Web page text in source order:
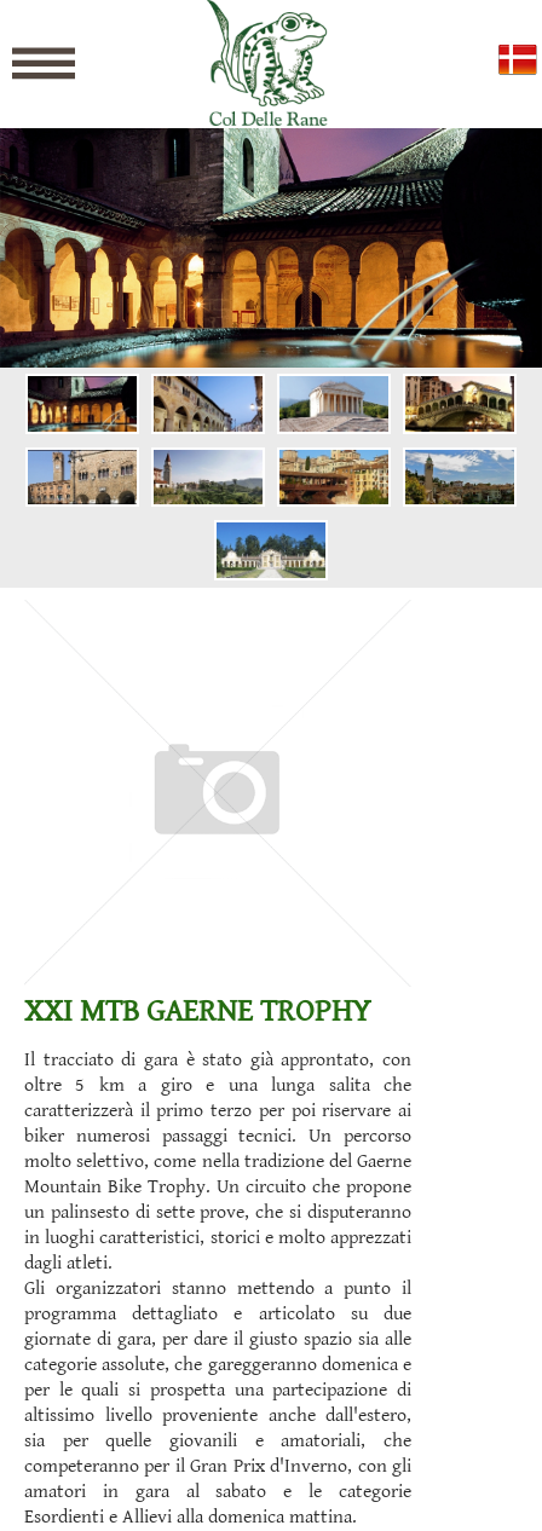
XXI MTB GAERNE TROPHY
Il tracciato di gara è stato già approntato, con
oltre 5 km a giro e una lunga salita che
caratterizzerà il primo terzo per poi riservare ai
biker numerosi passaggi tecnici. Un percorso
molto selettivo, come nella tradizione del Gaerne
Mountain Bike Trophy. Un circuito che propone
un palinsesto di sette prove, che si disputeranno
in luoghi caratteristici, storici e molto apprezzati
dagli atleti.
Gli organizzatori stanno mettendo a punto il
programma dettagliato e articolato su due
giornate di gara, per dare il giusto spazio sia alle
categorie assolute, che gareggeranno domenica e
per le quali si prospetta una partecipazione di
altissimo livello proveniente anche dall'estero,
sia per quelle giovanili e amatoriali, che
competeranno per il Gran Prix d'Inverno, con gli
amatori in gara al sabato e le categorie
Esordienti e Allievi alla domenica mattina.